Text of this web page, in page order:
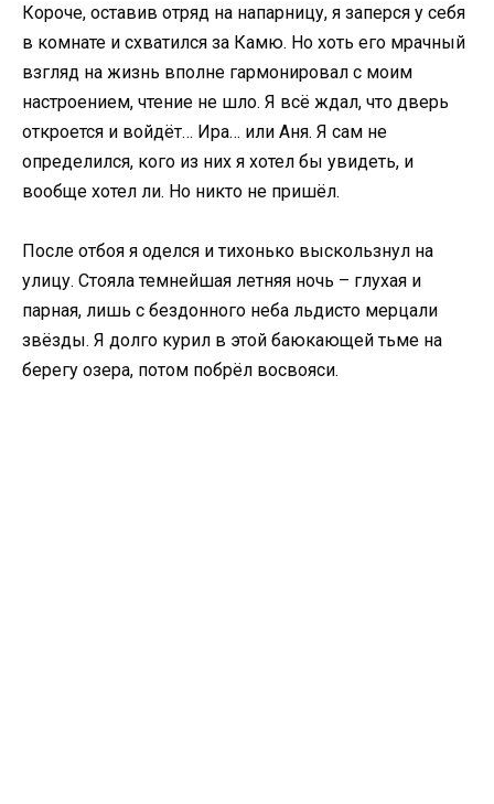
Короче, оставив отряд на напарницу, я заперся у себя
в комнате и схватился за Камю. Но хоть его мрачный
взгляд на жизнь вполне гармонировал с моим
настроением, чтение не шло. Я всё ждал, что дверь
откроется и войдёт… Ира… или Аня. Я сам не
определился, кого из них я хотел бы увидеть, и
вообще хотел ли. Но никто не пришёл.
После отбоя я оделся и тихонько выскользнул на
улицу. Стояла темнейшая летняя ночь – глухая и
парная, лишь с бездонного неба льдисто мерцали
звёзды. Я долго курил в этой баюкающей тьме на
берегу озера, потом побрёл восвояси.